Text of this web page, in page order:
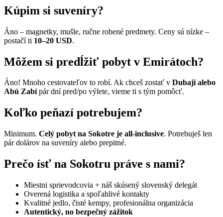
Kúpim si suveníry?
Áno – magnetky, mušle, ručne robené predmety. Ceny sú nízke –
postačí ti 10–20 USD.
Môžem si predĺžiť pobyt v Emirátoch?
Áno! Mnoho cestovateľov to robí. Ak chceš zostať v Dubaji alebo
Abú Zabípár dní pred/po výlete, vieme ti s tým pomôcť.
Koľko peňazí potrebujem?
Minimum. Celý pobyt na Sokotre je all-inclusive. Potrebuješ len
pár dolárov na suveníry alebo prepitné.
Prečo ísť na Sokotru práve s nami?
Miestni sprievodcovia + náš skúsený slovenský delegát
Overená logistika a spoľahlivé kontakty
Kvalitné jedlo, čisté kempy, profesionálna organizácia
Autentický, no bezpečný zážitok